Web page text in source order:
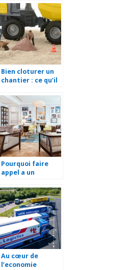
d’entreprise
Bien cloturer un
chantier : ce qu’il
Pourquoi faire
appel a un
d’interieur pour la
renovation de
votre maison ?
Au cœur de
l’economie